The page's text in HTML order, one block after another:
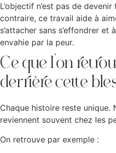
L’objectif n’est pas de
contraire, ce travail aide à
s’attacher sans s’effondrer et
envahie par la peur.
Ce que l’on
derrière cette
Chaque histoire reste unique.
reviennent souvent chez les
On retrouve par exemple :